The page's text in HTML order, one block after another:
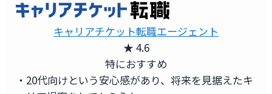
キャリアチケット転職エージェント
★ 4.6
特におすすめ
・20代向けという安心感があり、将来を見据えたキ